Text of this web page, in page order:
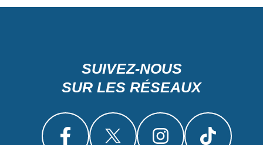
SUIVEZ-NOUS
SUR LES RÉSEAUX